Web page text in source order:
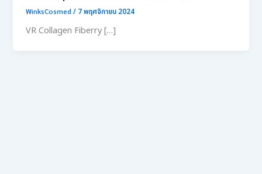
WinksCosmed/ 7 พฤศจิกายน 2024
VR Collagen Fiberry […]